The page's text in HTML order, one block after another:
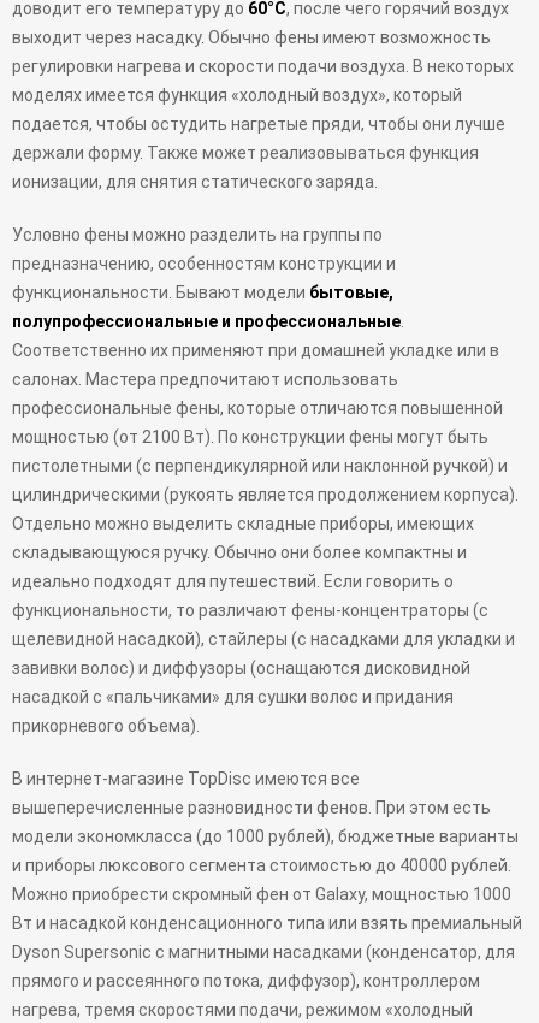
доводит его температуру до 60°С, после чего горячий воздух
выходит через насадку. Обычно фены имеют возможность
регулировки нагрева и скорости подачи воздуха. В некоторых
моделях имеется функция «холодный воздух», который
подается, чтобы остудить нагретые пряди, чтобы они лучше
держали форму. Также может реализовываться функция
ионизации, для снятия статического заряда.
Условно фены можно разделить на группы по
предназначению, особенностям конструкции и
функциональности. Бывают модели бытовые,
полупрофессиональные и профессиональные
Соответственно их применяют при домашней укладке или в
салонах. Мастера предпочитают использовать
профессиональные фены, которые отличаются повышенной
мощностью (от 2100 Вт). По конструкции фены могут быть
пистолетными (с перпендикулярной или наклонной ручкой) и
цилиндрическими (рукоять является продолжением корпуса).
Отдельно можно выделить складные приборы, имеющих
складывающуюся ручку. Обычно они более компактны и
идеально подходят для путешествий. Если говорить о
функциональности, то различают фены-концентраторы (с
щелевидной насадкой), стайлеры (с насадками для укладки и
завивки волос) и диффузоры (оснащаются дисковидной
насадкой с «пальчиками» для сушки волос и придания
прикорневого объема).
В интернет-магазине TopDisc имеются все
вышеперечисленные разновидности фенов. При этом есть
модели экономкласса (до 1000 рублей), бюджетные варианты
и приборы люксового сегмента стоимостью до 40000 рублей.
Можно приобрести скромный фен от Galaxy, мощностью 1000
Вт и насадкой конденсационного типа или взять премиальный
Dyson Supersonic с магнитными насадками (конденсатор, для
прямого и рассеянного потока, диффузор), контроллером
нагрева, тремя скоростями подачи, режимом «холодный